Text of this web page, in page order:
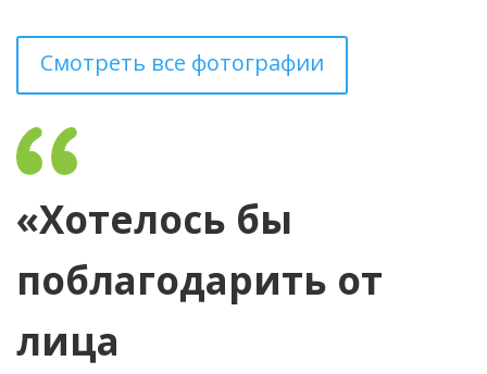
Смотреть все фотографии
«Хотелось бы
поблагодарить от
лица